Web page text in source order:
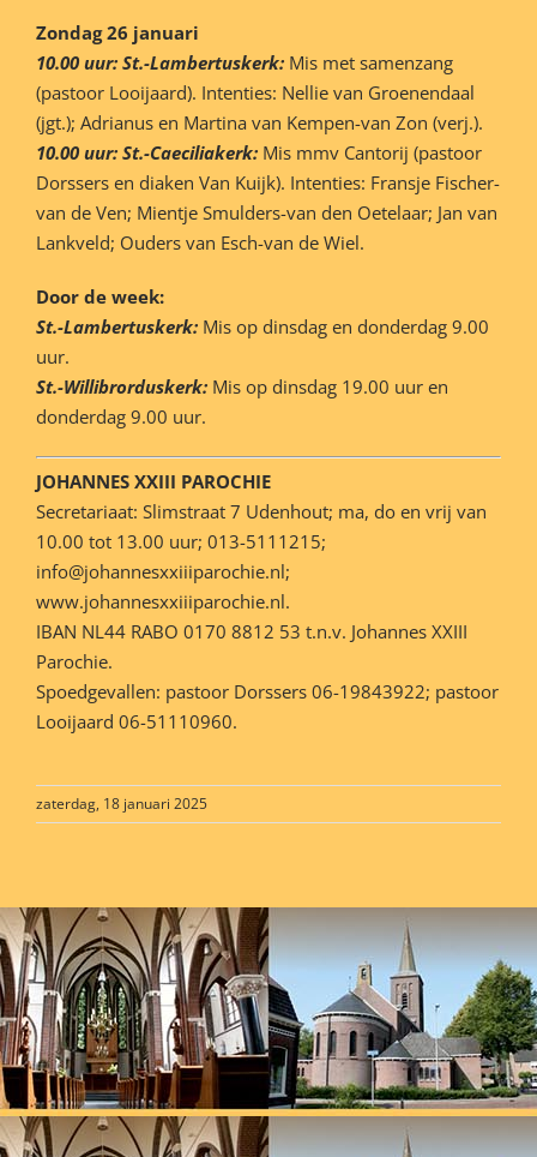
Zondag 26 januari
10.00 uur: St.-Lambertuskerk: Mis met samenzang
(pastoor Looijaard). Intenties: Nellie van Groenendaal
(jgt.); Adrianus en Martina van Kempen-van Zon (verj.).
10.00 uur: St.-Caeciliakerk: Mis mmv Cantorij (pastoor
Dorssers en diaken Van Kuijk). Intenties: Fransje Fischer-
van de Ven; Mientje Smulders-van den Oetelaar; Jan van
Lankveld; Ouders van Esch-van de Wiel.
Door de week:
St.-Lambertuskerk: Mis op dinsdag en donderdag 9.00
uur.
St.-Willibrorduskerk: Mis op dinsdag 19.00 uur en
donderdag 9.00 uur.
JOHANNES XXIII PAROCHIE
Secretariaat: Slimstraat 7 Udenhout; ma, do en vrij van
10.00 tot 13.00 uur; 013-5111215;
info@johannesxxiiiparochie.nl;
www.johannesxxiiiparochie.nl.
IBAN NL44 RABO 0170 8812 53 t.n.v. Johannes XXIII
Parochie.
Spoedgevallen: pastoor Dorssers 06-19843922; pastoor
Looijaard 06-51110960.
zaterdag, 18 januari 2025